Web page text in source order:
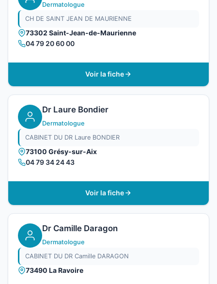
Dermatologue
CH DE SAINT JEAN DE MAURIENNE
73302 Saint-Jean-de-Maurienne
04 79 20 60 00
Voir la fiche
Dr Laure Bondier
Dermatologue
CABINET DU DR Laure BONDIER
73100 Grésy-sur-Aix
04 79 34 24 43
Voir la fiche
Dr Camille Daragon
Dermatologue
CABINET DU DR Camille DARAGON
73490 La Ravoire